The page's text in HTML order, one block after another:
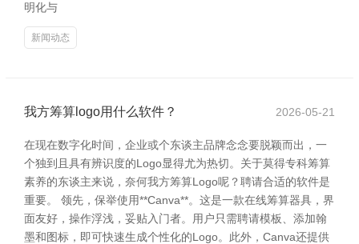
明化与
新闻动态
我方筹算logo用什么软件？ 2026-05-21
在现在数字化时间，企业或个东谈主品牌念念要脱颖而出，一
个独到且具有辨识度的Logo显得尤为热切。关于莫得专科筹算
素养的东谈主来说，奈何我方筹算Logo呢？聘请合适的软件是
重要。 领先，保举使用**Canva**。这是一款在线筹算器具，界
面友好，操作浮浅，妥贴入门者。用户只需聘请模板、添加翰
墨和图标，即可快速生成个性化的Logo。此外，Canva还提供